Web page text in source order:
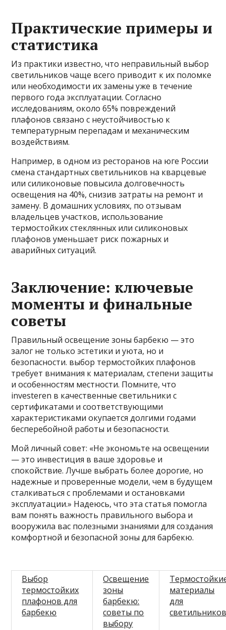
Практические примеры и
статистика
Из практики известно, что неправильный выбор
светильников чаще всего приводит к их поломке
или необходимости их замены уже в течение
первого года эксплуатации. Согласно
исследованиям, около 65% повреждений
плафонов связано с неустойчивостью к
температурным перепадам и механическим
воздействиям.
Например, в одном из ресторанов на юге России
смена стандартных светильников на кварцевые
или силиконовые повысила долговечность
освещения на 40%, снизив затраты на ремонт и
замену. В домашних условиях, по отзывам
владельцев участков, использование
термостойких стеклянных или силиконовых
плафонов уменьшает риск пожарных и
аварийных ситуаций.
Заключение: ключевые
моменты и финальные
советы
Правильный освещение зоны барбекю — это
залог не только эстетики и уюта, но и
безопасности. выбор термостойких плафонов
требует внимания к материалам, степени защиты
и особенностям местности. Помните, что
investeren в качественные светильники с
сертификатами и соответствующими
характеристиками окупается долгими годами
бесперебойной работы и безопасности.
Мой личный совет: «Не экономьте на освещении
— это инвестиция в ваше здоровье и
спокойствие. Лучше выбрать более дорогие, но
надежные и проверенные модели, чем в будущем
сталкиваться с проблемами и остановками
эксплуатации.» Надеюсь, что эта статья помогла
вам понять важность правильного выбора и
вооружила вас полезными знаниями для создания
комфортной и безопасной зоны для барбекю.
Выбор
термостойких
плафонов для
барбекю
Освещение
зоны
барбекю:
советы по
выбору
материалы
для